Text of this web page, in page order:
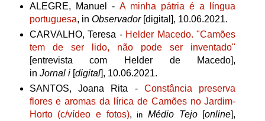
ALEGRE, Manuel - A minha pátria é a língua
portuguesa, in Observador[digital], 10.06.2021.
CARVALHO, Teresa - Helder Macedo. "Camões
tem de ser lido, não pode ser inventado"
[entrevista com Helder de Macedo],
in Jornal i [digital], 10.06.2021.
SANTOS, Joana Rita -Constância preserva
flores e aromas da lírica de Camões no Jardim-
Horto (c/vídeo e fotos),inMédio Tejo[online],